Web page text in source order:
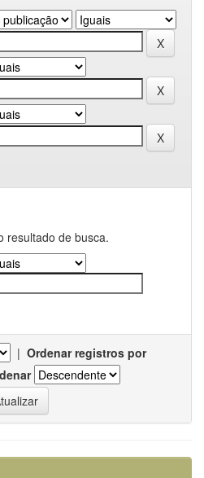
resultado de busca.
| Ordenar registros por